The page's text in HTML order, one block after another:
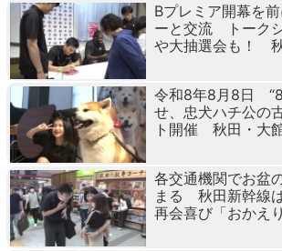
Bプレミア開幕を
ーと交流 トーク
や大抽選会も！
令和8年8月8日
せ、忠犬ハチ公の
ト開催 秋田・大
各交通機関でお盆
まる 秋田新幹線
再会喜び「おかえ